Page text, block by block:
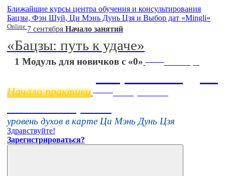
Ближайшие курсы центра обучения и консультирования
Бацзы, Фэн Шуй, Ци Мэнь Дунь Цзя и Выбор дат «Mingli»
Online 7 сентября Начало занятий
«Бацзы: путь к удаче»
1 Модуль для новичков с «0» 11 ноября
Начало практики
уровень духов в карте Ци Мэнь Дунь Цзя
Здравствуйте!
Зарегистрироваться?